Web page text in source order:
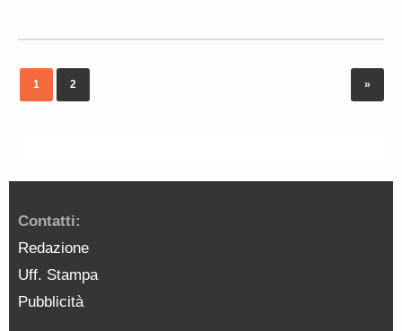
1 2 »
Contatti:
Redazione
Uff. Stampa
Pubblicità